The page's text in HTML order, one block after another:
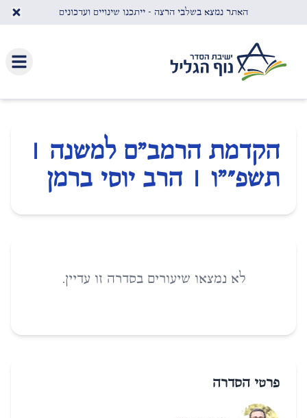
דלג לתוכן העיקריהאתר נמצא בשלבי הרצה - ייתכנו שינויים ועדכונים
הקדמת הרמב"ם למשנה |
תשפ״"ו | הרב יוסי ברמן
לא נמצאו שיעורים בסדרה זו עדיין.
פרטי הסדרה